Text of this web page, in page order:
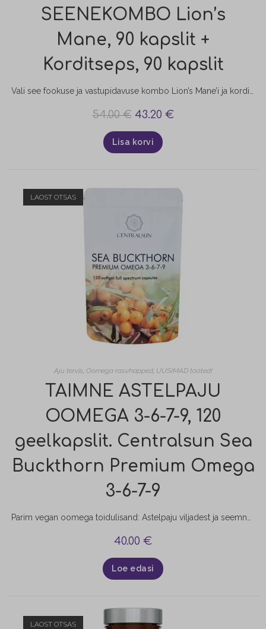
SEENEKOMBO Lion’s
Mane, 90 kapslit +
Korditseps, 90 kapslit
54.00€ 43.20 €
Lisa korvi
LAOST OTSAS
Aju tervis, Oomega rasvhapped, UUSIMAD tooted!
TAIMNE ASTELPAJU
OOMEGA 3-6-7-9, 120
geelkapslit. Centralsun Sea
Buckthorn Premium Omega
3-6-7-9
Parim vegan oomega toidulisand: Astelpaju viljadest ja seemneõlist valmistatud Omegia™ on ainulaadne, patenteeritud valem, mis sisaldab küllastumata rasvhapete tasakaalustatud vahekorda: Oomega 3-6-7-9. Lisaks sisaldab see ka palju antioksüdante, beeta- karoteeni, E-vitamiini ja taimseid steroole, mis on inimeste tervisele olulised. Omega 3, 6, 7 ja 9 – toitaineterikas kooslus loodusest: Omegia™ kvaliteetne astelpajuõli on tehtud marjadest, mis pärinevad Tiibeti platoolt. Astelpaju…
40.00 €
Loe edasi
LAOST OTSAS